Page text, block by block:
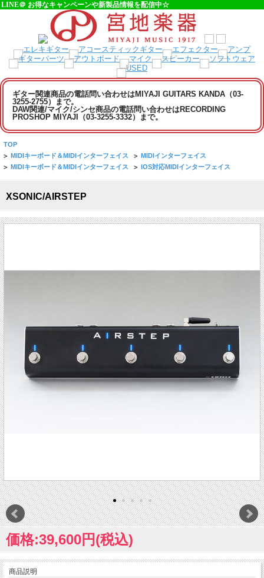
LINE＠ お得なキャンペーンや新製品情報を配信中☆
ギター関連商品の電話問い合わせはMIYAJI GUITARS KANDA（03-
3255-2755）まで。
DAW関連/マイク/シンセ商品の電話問い合わせはRECORDING
PROSHOP MIYAJI（03-3255-3332）まで。
TOP
> MIDIキーボード＆MIDIインターフェイス > MIDIインターフェイス
> MIDIキーボード＆MIDIインターフェイス > IOS対応MIDIインターフェイス
XSONIC/AIRSTEP
価格:39,600円(税込)
商品説明